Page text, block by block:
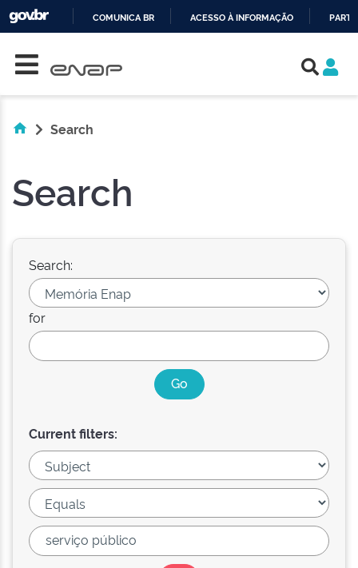
COMUNICA BR ACESSO À INFORMAÇÃO
Search
Search
Search:
for
Current filters: